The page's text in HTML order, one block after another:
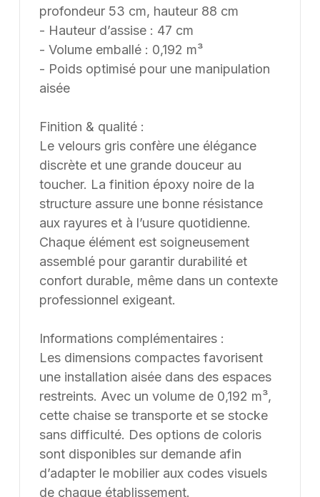
profondeur 53 cm, hauteur 88 cm
- Hauteur d’assise : 47 cm
- Volume emballé : 0,192 m³
- Poids optimisé pour une manipulation
aisée
Finition & qualité :
Le velours gris confère une élégance
discrète et une grande douceur au
toucher. La finition époxy noire de la
structure assure une bonne résistance
aux rayures et à l’usure quotidienne.
Chaque élément est soigneusement
assemblé pour garantir durabilité et
confort durable, même dans un contexte
professionnel exigeant.
Informations complémentaires :
Les dimensions compactes favorisent
une installation aisée dans des espaces
restreints. Avec un volume de 0,192 m³,
cette chaise se transporte et se stocke
sans difficulté. Des options de coloris
sont disponibles sur demande afin
d’adapter le mobilier aux codes visuels
de chaque établissement.